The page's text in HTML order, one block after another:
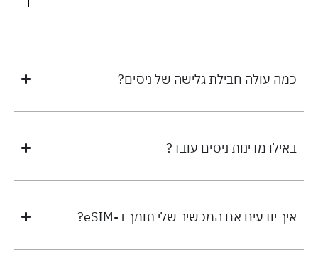
כמה עולה חבילת גלישה של ניסים?
באילו מדינות ניסים עובד?
איך יודעים אם המכשיר שלי תומך ב-eSIM?